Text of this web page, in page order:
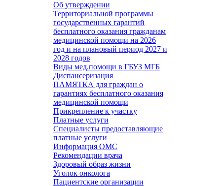
Об утверждении
Территориальной программы
государственных гарантий
бесплатного оказания гражданам
медицинской помощи на 2026
год и на плановый период 2027 и
2028 годов
Виды мед.помощи в ГБУЗ МГБ
Диспансеризация
ПАМЯТКА для граждан о
гарантиях бесплатного оказания
медицинской помощи
Прикрепление к участку
Платные услуги
Специалисты предоставляющие
платные услуги
Информация ОМС
Рекомендации врача
Здоровый образ жизни
Уголок онколога
Пациентские организации